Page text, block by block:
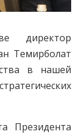
директор
Темирболат
в нашей
Президента